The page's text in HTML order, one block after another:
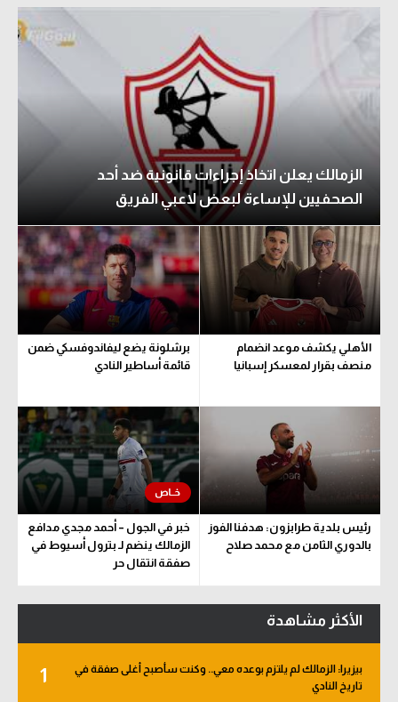
الزمالك يعلن اتخاذ إجراءات قانونية ضد أحد
الصحفيين للإساءة لبعض لاعبي الفريق
الأهلي يكشف موعد انضمام
منصف بقرار لمعسكر إسبانيا
برشلونة يضع ليفاندوفسكي ضمن
قائمة أساطير النادي
رئيس بلدية طرابزون: هدفنا الفوز
بالدوري الثامن مع محمد صلاح
خبر في الجول – أحمد مجدي مدافع
الزمالك ينضم لـ بترول أسيوط في
صفقة انتقال حر
الأكثر مشاهدة
1
بيزيرا: الزمالك لم يلتزم بوعده معي.. وكنت سأصبح أغلى صفقة في
تاريخ النادي